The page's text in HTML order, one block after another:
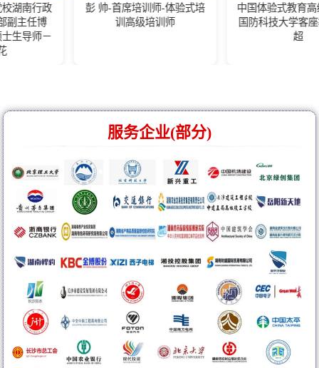
彭 帅-首席培训师-体验式培
训高级培训师
中国体验式教育高级培训师-
国防科技大学客座教练王佰
服务企业(部分)